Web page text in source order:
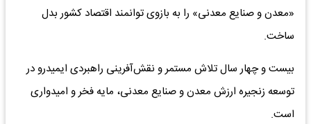
«معدن و صنایع معدنی» را به بازوی توانمند اقتصاد کشور بدل
ساخت.
بیست و چهار سال تلاش مستمر و نقش‌آفرینی راهبردی ایمیدرو در
توسعه زنجیره ارزش معدن و صنایع معدنی، مایه فخر و امیدواری
است.